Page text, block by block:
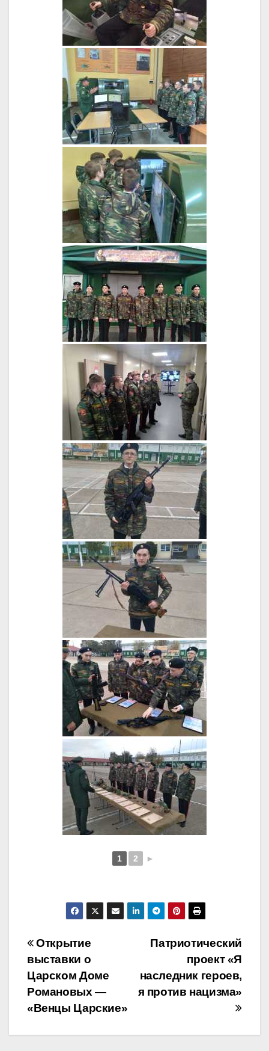
1 2 ►
Навигация
по
записям
Патриотический
проект «Я
наследник героев,
я против нацизма»
Открытие
выставки о
Царском Доме
Романовых —
«Венцы Царские»